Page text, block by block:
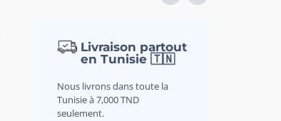
Livraison partout
en Tunisie 🇹🇳
Nous livrons dans toute la
Tunisie à 7,000 TND
seulement.